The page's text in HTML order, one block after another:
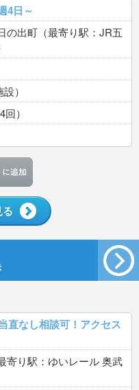
4日～
の出町（最寄り駅：JR五
）
）
直なし相談可！アクセス
寄り駅：ゆいレール 奥武